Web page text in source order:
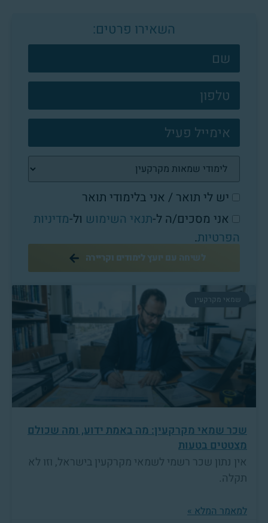
השאירו פרטים:
צרו
קשר
פוטר
יש לי תואר / אני בלימודי תואר
אני מסכים/ה ל-תנאי השימוש ול-מדיניות
הפרטיות.
לשיחה עם יועץ לימודים וקריירה
שמאי מקרקעין
שכר שמאי מקרקעין: מה באמת ידוע, ומה שכולם
מצטטים בטעות
אין נתון שכר רשמי לשמאי מקרקעין בישראל, וזו לא
תקלה.
למאמר המלא »